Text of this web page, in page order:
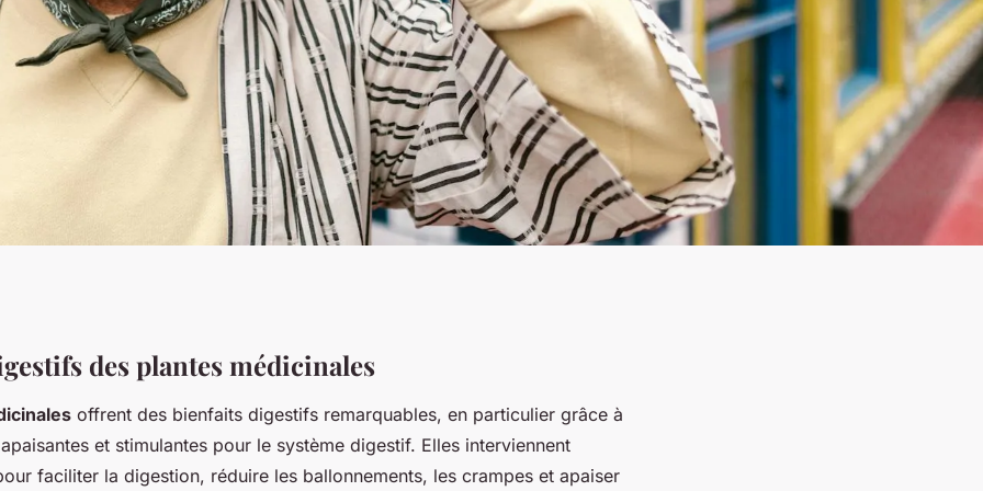
les plantes
transformer
des plantes médicinales
offrent des bienfaits digestifs remarquables, en particulier grâce à
et stimulantes pour le système digestif. Elles interviennent
faciliter la digestion, réduire les ballonnements, les crampes et apaiser